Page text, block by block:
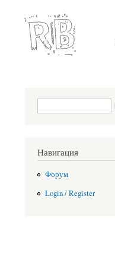
Main menu
Search form
Навигация
Форум
Login / Register